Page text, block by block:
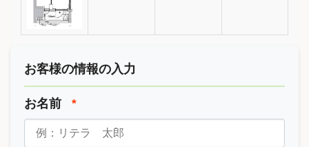
お客様の情報の入力
お名前 *